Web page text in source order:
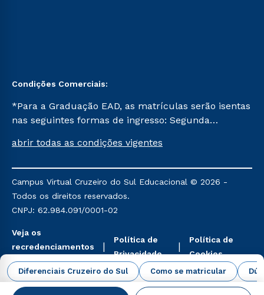
Diferenciais Cruzeiro do Sul Como se matricular
Condições Comerciais:
*Para a Graduação EAD, as matrículas serão isentas
nas seguintes formas de ingresso: Segunda
Já para as demais, a taxa de matrícula será de R$
mencionadas são referentes aos cursos: Ensino
Religioso, Geografia para a Docência e Metodologia
do Ensino de História: Questões Atuais.
abrir todas as condições vigentes
Campus Virtual Cruzeiro do Sul Educacional © 2026 -
Todos os direitos reservados.
CNPJ: 62.984.091/0001-02
Veja os
recredenciamentos
aqui
Política de
Privacidade
Política de
Cookies